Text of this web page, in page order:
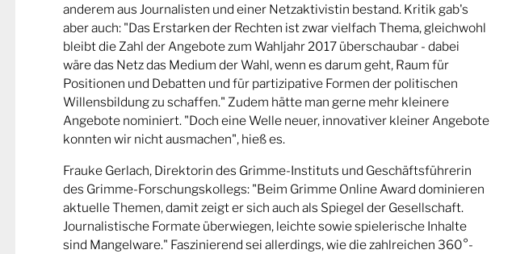
anderem aus Journalisten und einer Netzaktivistin bestand. Kritik gab's
aber auch: "Das Erstarken der Rechten ist zwar vielfach Thema, gleichwohl
bleibt die Zahl der Angebote zum Wahljahr 2017 überschaubar - dabei
wäre das Netz das Medium der Wahl, wenn es darum geht, Raum für
Positionen und Debatten und für partizipative Formen der politischen
Willensbildung zu schaffen." Zudem hätte man gerne mehr kleinere
Angebote nominiert. "Doch eine Welle neuer, innovativer kleiner Angebote
konnten wir nicht ausmachen", hieß es.
Frauke Gerlach, Direktorin des Grimme-Instituts und Geschäftsführerin
des Grimme-Forschungskollegs: "Beim Grimme Online Award dominieren
aktuelle Themen, damit zeigt er sich auch als Spiegel der Gesellschaft.
Journalistische Formate überwiegen, leichte sowie spielerische Inhalte
sind Mangelware." Faszinierend sei allerdings, wie die zahlreichen 360°-